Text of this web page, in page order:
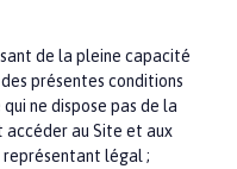
de la pleine capacité
présentes conditions
ne dispose pas de la
accéder au Site et aux
représentant légal ;